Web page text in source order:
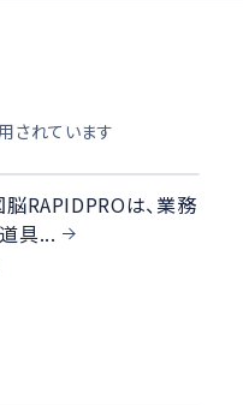
されています
脳RAPIDPROは、業務
具...